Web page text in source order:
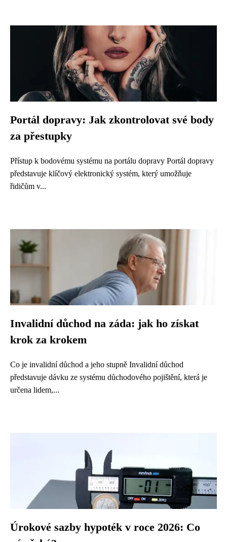
Portál dopravy: Jak zkontrolovat své body
za přestupky
Přístup k bodovému systému na portálu dopravy Portál dopravy
představuje klíčový elektronický systém, který umožňuje
řidičům v...
Invalidní důchod na záda: jak ho získat
krok za krokem
Co je invalidní důchod a jeho stupně Invalidní důchod
představuje dávku ze systému důchodového pojištění, která je
určena lidem,...
Úrokové sazby hypoték v roce 2026: Co